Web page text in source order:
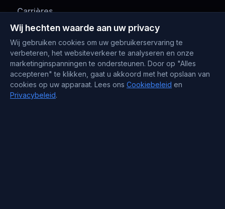
Carrières
Betaalmethoden
Wij hechten waarde aan uw privacy
Wij gebruiken cookies om uw gebruikerservaring te
verbeteren, het websiteverkeer te analyseren en onze
marketinginspanningen te ondersteunen. Door op "Alles
accepteren" te klikken, gaat u akkoord met het opslaan van
cookies op uw apparaat. Lees ons Cookiebeleid en
Privacybeleid.